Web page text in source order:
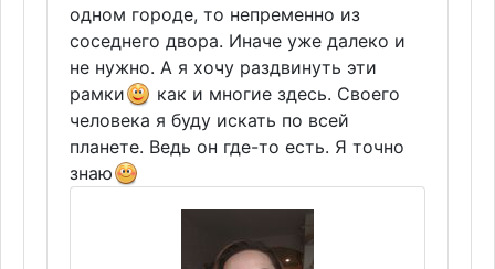
одном городе, то непременно из
соседнего двора. Иначе уже далеко и
не нужно. А я хочу раздвинуть эти
рамки
как и многие здесь. Своего
человека я буду искать по всей
планете. Ведь он где-то есть. Я точно
знаю